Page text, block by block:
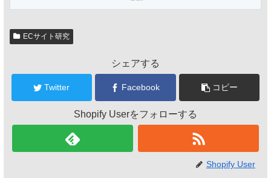
ECサイト研究
シェアする
Twitter Facebook コピー
Shopify Userをフォローする
Shopify User